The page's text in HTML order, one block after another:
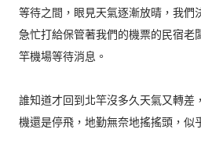
等待之間，眼見天氣逐漸放晴，我們
急忙打給保管著我們的機票的民宿老
竿機場等待消息。
誰知道才回到北竿沒多久天氣又轉差
機還是停飛，地勤無奈地搖搖頭，似